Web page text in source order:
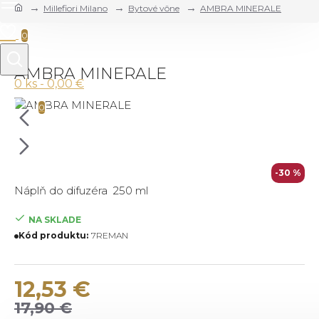
0
0 ks - 0,00 €
0
Millefiori Milano Bytové vône AMBRA MINERALE
AMBRA MINERALE
-30 %
Náplň do difuzéra 250 ml
12,53 €
17,90 €
NA SKLADE
Kód produktu: 7REMAN